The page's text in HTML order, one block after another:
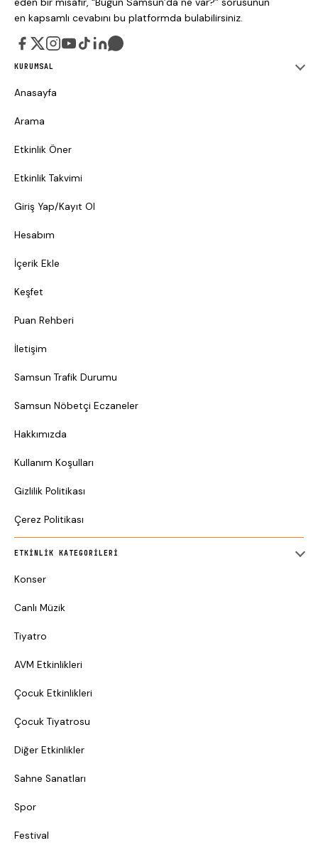
en kapsamlı cevabını bu platformda bulabilirsiniz.
KURUMSAL
Anasayfa
Arama
Etkinlik Öner
Etkinlik Takvimi
Giriş Yap/Kayıt Ol
Hesabım
İçerik Ekle
Keşfet
Puan Rehberi
İletişim
Samsun Trafik Durumu
Samsun Nöbetçi Eczaneler
Hakkımızda
Kullanım Koşulları
Gizlilik Politikası
Çerez Politikası
ETKINLIK KATEGORILERI
Konser
Canlı Müzik
Tiyatro
AVM Etkinlikleri
Çocuk Etkinlikleri
Çocuk Tiyatrosu
Diğer Etkinlikler
Sahne Sanatları
Spor
Festival